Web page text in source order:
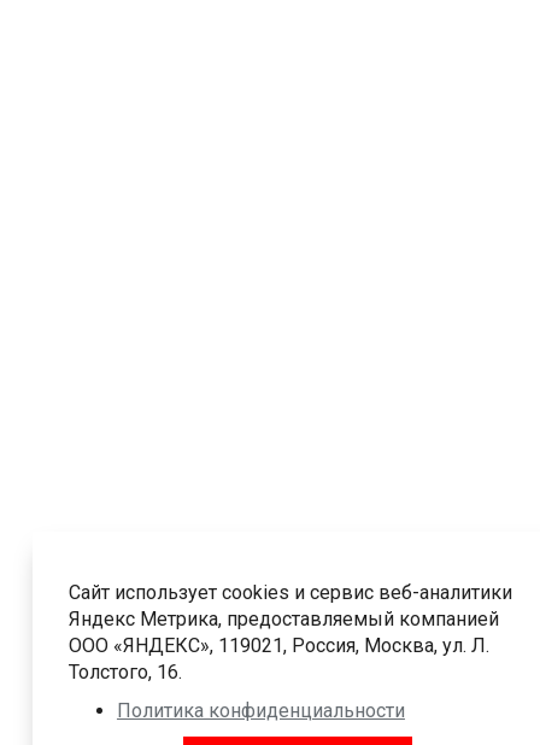
Сайт использует cookies и сервис веб-аналитики
Яндекс Метрика, предоставляемый компанией
ООО «ЯНДЕКС», 119021, Россия, Москва, ул. Л.
Толстого, 16.
Политика конфиденциальности